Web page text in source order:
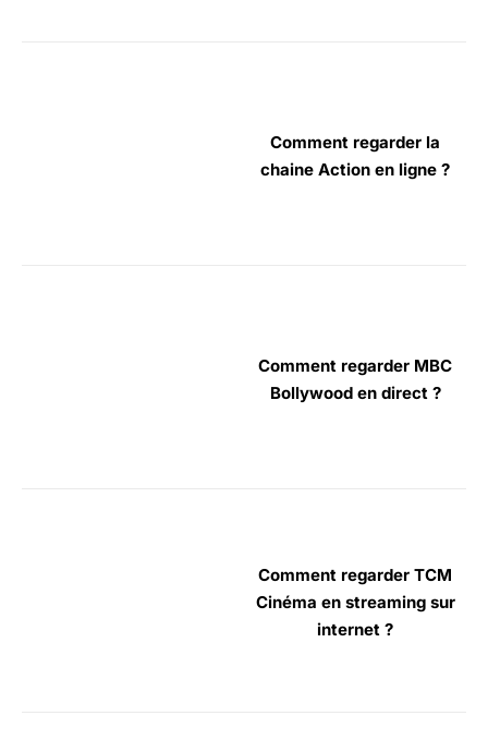
Comment regarder la
chaine Action en ligne ?
Comment regarder MBC
Bollywood en direct ?
Comment regarder TCM
Cinéma en streaming sur
internet ?